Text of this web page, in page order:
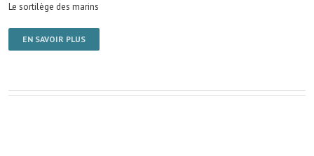
Le sortilège des marins
EN SAVOIR PLUS